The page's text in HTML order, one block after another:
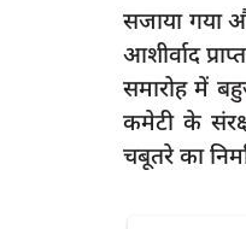
सजाया गया
आशीर्वाद
समारोह में
कमेटी के
चबूतरे का